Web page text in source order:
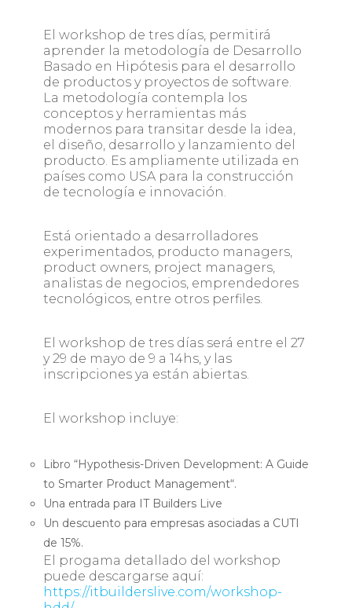
El workshop de tres días, permitirá
aprender la metodología de Desarrollo
Basado en Hipótesis para el desarrollo
de productos y proyectos de software.
La metodología contempla los
conceptos y herramientas más
modernos para transitar desde la idea,
el diseño, desarrollo y lanzamiento del
producto. Es ampliamente utilizada en
países como USA para la construcción
de tecnología e innovación.
Está orientado a desarrolladores
experimentados, producto managers,
product owners, project managers,
analistas de negocios, emprendedores
tecnológicos, entre otros perfiles.
El workshop de tres días será entre el 27
y 29 de mayo de 9 a 14hs, y las
inscripciones ya están abiertas.
El workshop incluye:
Libro “Hypothesis-Driven Development: A Guide
to Smarter Product Management“.
Una entrada para IT Builders Live
Un descuento para empresas asociadas a CUTI
de 15%.
El progama detallado del workshop
puede descargarse aquí:
https://itbuilderslive.com/workshop-